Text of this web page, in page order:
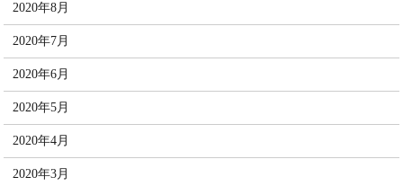
2020年8月
2020年7月
2020年6月
2020年5月
2020年4月
2020年3月